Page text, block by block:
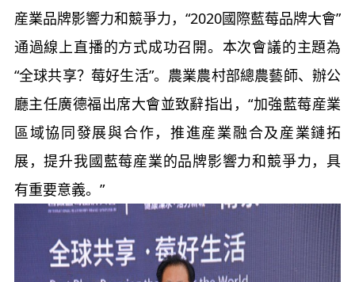
産業品牌影響力和競爭力，“2020國際藍莓品牌大會”
通過線上直播的方式成功召開。本次會議的主題為
“全球共享？莓好生活”。農業農村部總農藝師、辦公
廳主任廣德福出席大會並致辭指出，“加強藍莓産業
區域協同發展與合作，推進産業融合及産業鏈拓
展，提升我國藍莓産業的品牌影響力和競爭力，具
有重要意義。”